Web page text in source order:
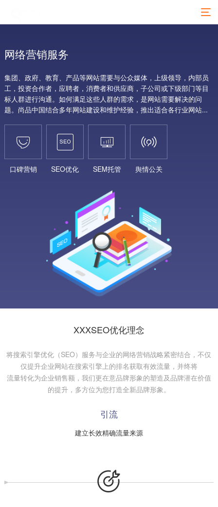
网络营销服务
集团、政府、教育、产品等网站需要与公众媒体，上级领导，内部员
工，投资合作者，应聘者，消费者和供应商，子公司或下级部门等目
标人群进行沟通。如何满足这些人群的需求，是网站需要解决的问
题。尚品中国结合多年网站建设和维护经验，推出适合各行业网站...

口碑营销

SEO优化

SEM托管

舆情公关
XXXSEO优化理念
将搜索引擎优化（SEO）服务与企业的网络营销战略紧密结合，不仅
仅提升企业网站在搜索引擎上的排名获取有效流量，并终将
流量转化为企业销售额，我们更在意品牌形象的塑造及品牌潜在价值
的提升，多方位为您打造全新品牌形象。
引流
建立长效精确流量来源
